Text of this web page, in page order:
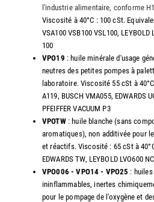
l'industrie alimentaire, conforme
Viscosité à 40°C : 100 cSt.
VSA100 VSB100 VSL100, LEYBOLD
100
VPO19 : huile minérale d'usage
neutres des petites pompes à
laboratoire. Viscosité 55 cSt à
A119, BUSCH VMA055, EDWARDS
PFEIFFER VACUUM P3
VPOTW: huile blanche (sans
aromatiques), non additivée pour
et réactifs. Viscosité : 65 cSt à
EDWARDS TW, LEYBOLD LVO600
VPO006 - VPO14 - VPO25 : huiles
ininflammables, inertes
pour le pompage de l'oxygène et